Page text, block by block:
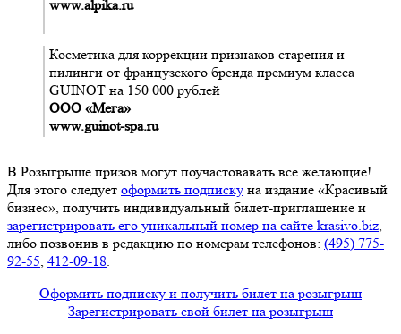
www.alpika.ru
Косметика для коррекции признаков старения и
пилинги от французского бренда премиум класса
GUINOT на 150 000 рублей
ООО «Мега»
www.guinot-spa.ru
В Розыгрыше призов могут поучастовавать все желающие!
Для этого следует оформить подписку на издание «Красивый
бизнес», получить индивидуальный билет-приглашение и
зарегистрировать его уникальный номер на сайте krasivo.biz,
либо позвонив в редакцию по номерам телефонов: (495) 775-
92-55, 412-09-18.
Оформить подписку и получить билет на розыгрыш
Зарегистрировать свой билет на розыгрыш